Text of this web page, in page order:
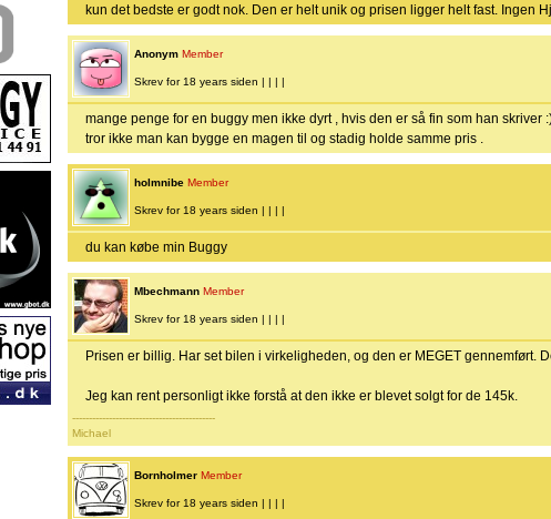
kun det bedste er godt nok. Den er helt unik og prisen ligger helt fast. Ingen
Anonym Member
Skrev for 18 years siden | | | |
mange penge for en buggy men ikke dyrt , hvis den er så fin som han skriver
tror ikke man kan bygge en magen til og stadig holde samme pris .
holmnibe Member
Skrev for 18 years siden | | | |
du kan købe min Buggy
Mbechmann Member
Skrev for 18 years siden | | | |
Prisen er billig. Har set bilen i virkeligheden, og den er MEGET gennemført.
Jeg kan rent personligt ikke forstå at den ikke er blevet solgt for de 145k.
-------------------------------------------
Michael
Bornholmer Member
Skrev for 18 years siden | | | |